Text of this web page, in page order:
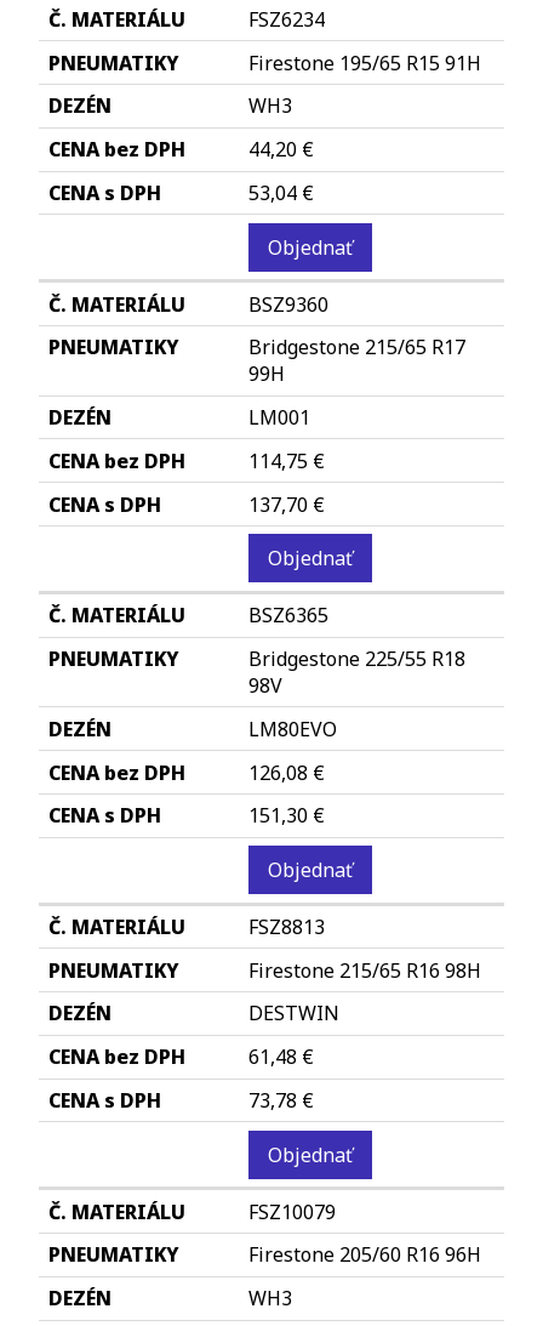
FSZ6234
Firestone 195/65 R15 91H
WH3
44,20 €
53,04 €
Objednať
BSZ9360
Bridgestone 215/65 R17
99H
LM001
114,75 €
137,70 €
Objednať
BSZ6365
Bridgestone 225/55 R18
98V
LM80EVO
126,08 €
151,30 €
Objednať
FSZ8813
Firestone 215/65 R16 98H
DESTWIN
61,48 €
73,78 €
Objednať
FSZ10079
Firestone 205/60 R16 96H
WH3